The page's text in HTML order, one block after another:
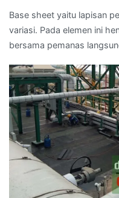
Base sheet yaitu lapisan
variasi. Pada elemen ini
bersama pemanas